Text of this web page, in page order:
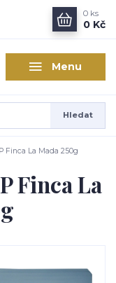
Menu
Hledat
0 ks
0 Kč
Finca La Mada 250g
Finca La